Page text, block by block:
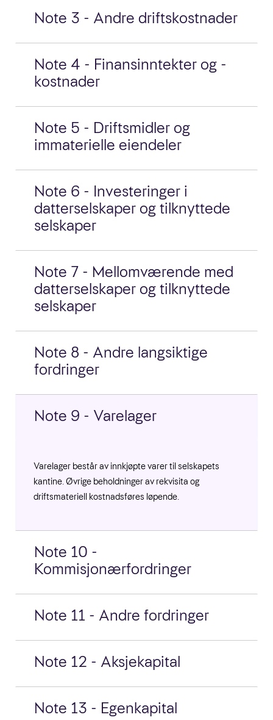
Note 3 - Andre driftskostnader
Note 4 - Finansinntekter og -
kostnader
Note 5 - Driftsmidler og
immaterielle eiendeler
Note 6 - Investeringer i
datterselskaper og tilknyttede
selskaper
Note 7 - Mellomværende med
datterselskaper og tilknyttede
selskaper
Note 8 - Andre langsiktige
fordringer
Note 9 - Varelager
Varelager består av innkjøpte varer til selskapets
kantine. Øvrige beholdninger av rekvisita og
driftsmateriell kostnadsføres løpende.
Note 10 -
Kommisjonærfordringer
Note 11 - Andre fordringer
Note 12 - Aksjekapital
Note 13 - Egenkapital